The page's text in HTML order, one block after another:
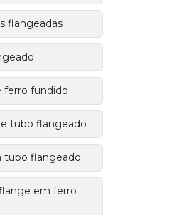
flangeadas
ferro fundido
tubo flangeado
tubo flangeado
em ferro